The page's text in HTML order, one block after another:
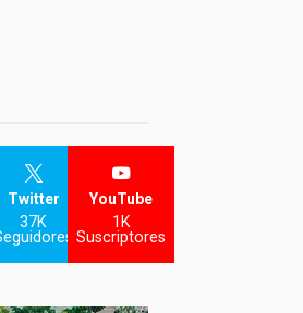
Twitter
37K
YouTube
1K
Suscriptores